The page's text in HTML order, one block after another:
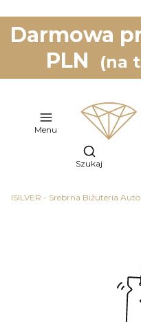
Darmowa
PLN
(na
Menu
Otwórz
Szukaj
ISILVER - Srebrna Biżuteria